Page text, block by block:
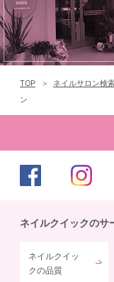
TOP ネイルサロン検
ン
ネイルクイックのサ
ネイルクイッ
クの品質